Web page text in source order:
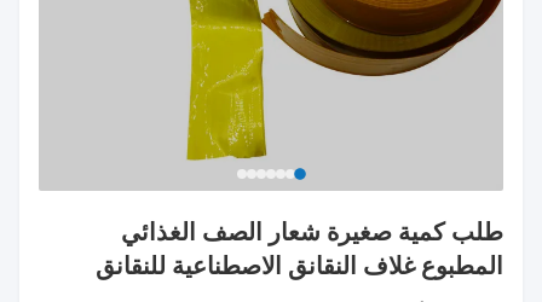
طلب كمية صغيرة شعار الصف الغذائي
المطبوع غلاف النقانق الاصطناعية للنقانق